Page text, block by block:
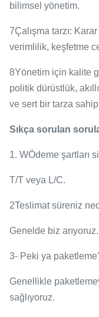
bilimsel yönetim.
7Çalışma tarzı:
verimlilik, keşfetme
8Yönetim için kalite
politik dürüstlük,
ve sert bir tarza
Sıkça sorulan
1. WÖdeme şartları
T/T veya L/C.
2Teslimat süreniz
Genelde biz arıyoruz.
3- Peki ya
Genellikle
sağlıyoruz.